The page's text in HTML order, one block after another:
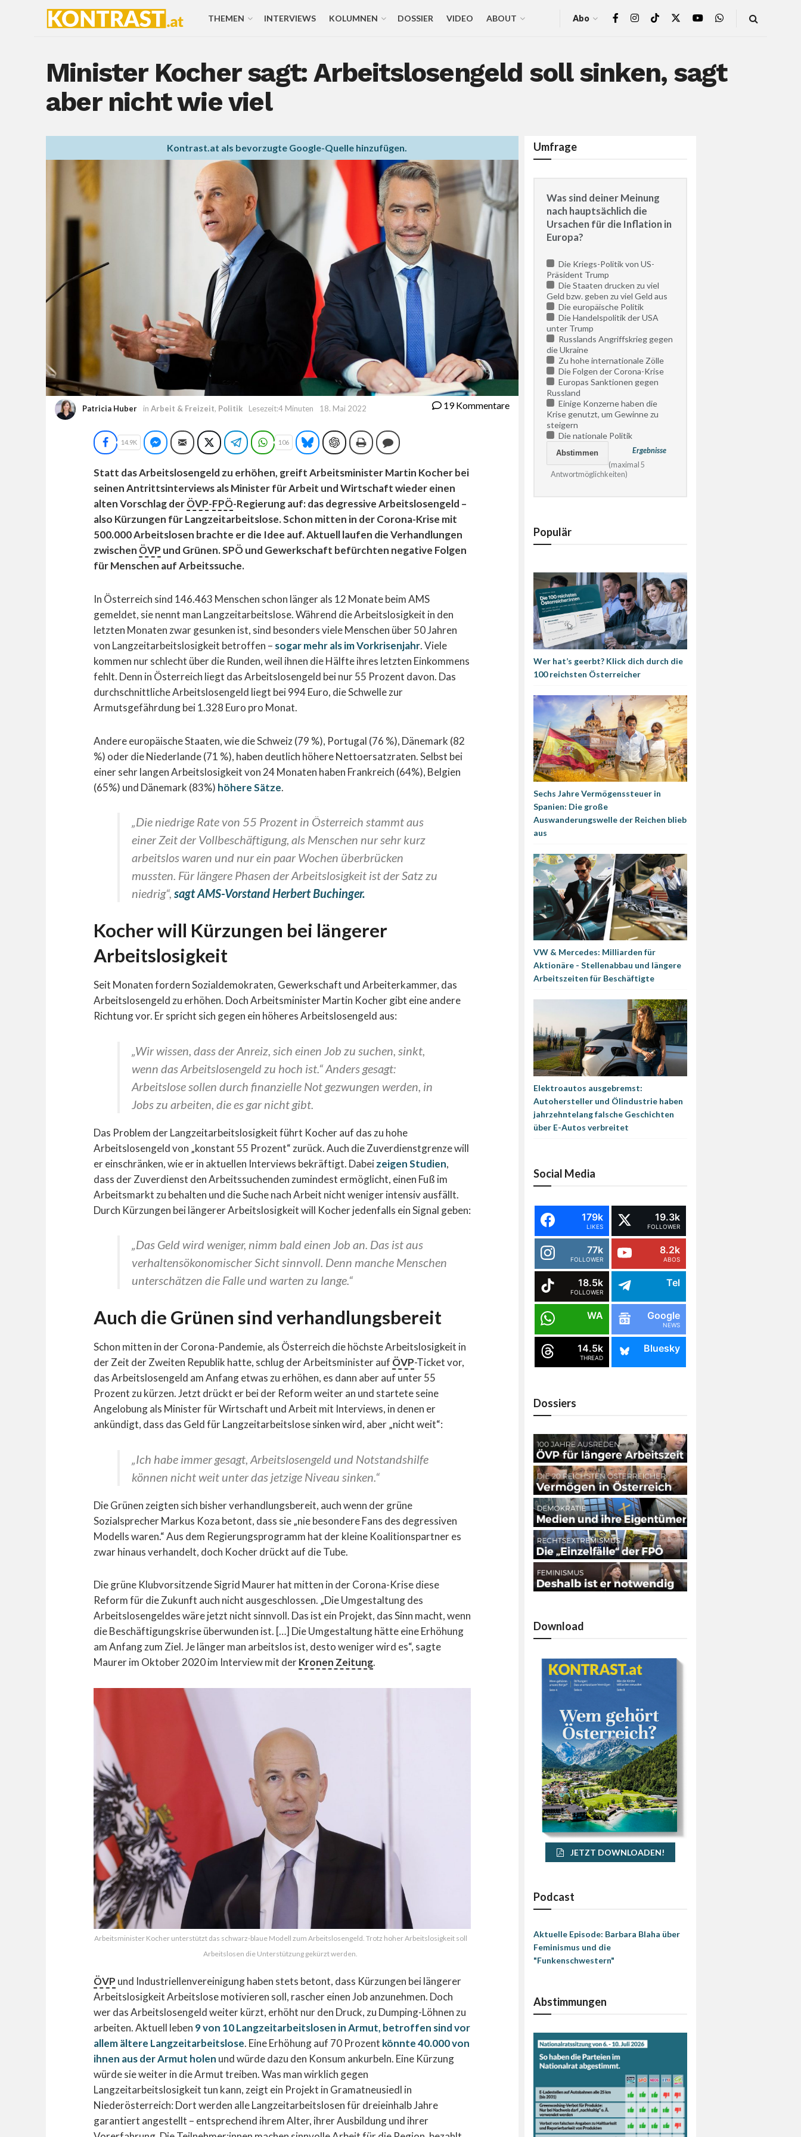
THEMEN INTERVIEWS KOLUMNEN DOSSIER VIDEO ABOUT Abo
Minister Kocher sagt: Arbeitslosengeld soll sinken, sagt
aber nicht wie viel
Kontrast.at als bevorzugte Google-Quelle hinzufügen.
Patricia Huber in Arbeit & Freizeit, Politik Lesezeit:4 Minuten 18. Mai 2022 19 Kommentare
Facebook
14.9K Facebook Messenger
E-Mail TwitterTelegramWhatsApp
106 BlueskyChatGPTDruckenKommentieren
Statt das Arbeitslosengeld zu erhöhen, greift Arbeitsminister Martin Kocher bei
seinen Antrittsinterviews als Minister für Arbeit und Wirtschaft wieder einen
alten Vorschlag derÖVP-FPÖ-Regierung auf: das degressive Arbeitslosengeld –
also Kürzungen für Langzeitarbeitslose. Schon mitten in der Corona-Krise mit
500.000 Arbeitslosen brachte er die Idee auf. Aktuell laufen die Verhandlungen
zwischen ÖVP und Grünen. SPÖ und Gewerkschaft befürchten negative Folgen
für Menschen auf Arbeitssuche.
In Österreich sind 146.463 Menschen schon länger als 12 Monate beim AMS
gemeldet, sie nennt man Langzeitarbeitslose. Während die Arbeitslosigkeit in den
letzten Monaten zwar gesunken ist, sind besonders viele Menschen über 50 Jahren
von Langzeitarbeitslosigkeit betroffen – sogar mehr als im Vorkrisenjahr. Viele
kommen nur schlecht über die Runden, weil ihnen die Hälfte ihres letzten Einkommens
fehlt. Denn in Österreich liegt das Arbeitslosengeld bei nur 55 Prozent davon. Das
durchschnittliche Arbeitslosengeld liegt bei 994 Euro, die Schwelle zur
Armutsgefährdung bei 1.328 Euro pro Monat.
Andere europäische Staaten, wie die Schweiz (79 %), Portugal (76 %), Dänemark (82
%) oder die Niederlande (71 %), haben deutlich höhere Nettoersatzraten. Selbst bei
einer sehr langen Arbeitslosigkeit von 24 Monaten haben Frankreich (64%), Belgien
(65%) und Dänemark (83%) höhere Sätze.
„Die niedrige Rate von 55 Prozent in Österreich stammt aus
einer Zeit der Vollbeschäftigung, als Menschen nur sehr kurz
arbeitslos waren und nur ein paar Wochen überbrücken
mussten. Für längere Phasen der Arbeitslosigkeit ist der Satz zu
niedrig“, sagt AMS-Vorstand Herbert Buchinger.
Kocher will Kürzungen bei längerer
Arbeitslosigkeit
Seit Monaten fordern Sozialdemokraten, Gewerkschaft und Arbeiterkammer, das
Arbeitslosengeld zu erhöhen. Doch Arbeitsminister Martin Kocher gibt eine andere
Richtung vor. Er spricht sich gegen ein höheres Arbeitslosengeld aus:
„Wir wissen, dass der Anreiz, sich einen Job zu suchen, sinkt,
wenn das Arbeitslosengeld zu hoch ist.“ Anders gesagt:
Arbeitslose sollen durch finanzielle Not gezwungen werden, in
Jobs zu arbeiten, die es gar nicht gibt.
Das Problem der Langzeitarbeitslosigkeit führt Kocher auf das zu hohe
Arbeitslosengeld von „konstant 55 Prozent“ zurück. Auch die Zuverdienstgrenze will
er einschränken, wie er in aktuellen Interviews bekräftigt. Dabeizeigen Studien,
dass der Zuverdienst den Arbeitssuchenden zumindest ermöglicht, einen Fuß im
Arbeitsmarkt zu behalten und die Suche nach Arbeit nicht weniger intensiv ausfällt.
Durch Kürzungen bei längerer Arbeitslosigkeit will Kocher jedenfalls ein Signal geben:
„Das Geld wird weniger, nimm bald einen Job an. Das ist aus
verhaltensökonomischer Sicht sinnvoll. Denn manche Menschen
unterschätzen die Falle und warten zu lange.“
Auch die Grünen sind verhandlungsbereit
Schon mitten in der Corona-Pandemie, als Österreich die höchste Arbeitslosigkeit in
der Zeit der Zweiten Republik hatte, schlug der Arbeitsminister auf ÖVP-Ticket vor,
das Arbeitslosengeld am Anfang etwas zu erhöhen, es dann aber auf unter 55
Prozent zu kürzen. Jetzt drückt er bei der Reform weiter an und startete seine
Angelobung als Minister für Wirtschaft und Arbeit mit Interviews, in denen er
ankündigt, dass das Geld für Langzeitarbeitslose sinken wird, aber „nicht weit“:
„Ich habe immer gesagt, Arbeitslosengeld und Notstandshilfe
können nicht weit unter das jetzige Niveau sinken.“
Die Grünen zeigten sich bisher verhandlungsbereit, auch wenn der grüne
Sozialsprecher Markus Koza betont, dass sie „nie besondere Fans des degressiven
Modells waren.“ Aus dem Regierungsprogramm hat der kleine Koalitionspartner es
zwar hinaus verhandelt, doch Kocher drückt auf die Tube.
Die grüne Klubvorsitzende Sigrid Maurer hat mitten in der Corona-Krise diese
Reform für die Zukunft auch nicht ausgeschlossen. „Die Umgestaltung des
Arbeitslosengeldes wäre jetzt nicht sinnvoll. Das ist ein Projekt, das Sinn macht, wenn
die Beschäftigungskrise überwunden ist. […] Die Umgestaltung hätte eine Erhöhung
am Anfang zum Ziel. Je länger man arbeitslos ist, desto weniger wird es“, sagte
Maurer im Oktober 2020 im Interview mit derKronen Zeitung.
Arbeitsminister Kocher unterstützt das schwarz-blaue Modell zum Arbeitslosengeld. Trotz hoher Arbeitslosigkeit soll
Arbeitslosen die Unterstützung gekürzt werden.
ÖVP und Industriellenvereinigung haben stets betont, dass Kürzungen bei längerer
Arbeitslosigkeit Arbeitslose motivieren soll, rascher einen Job anzunehmen. Doch
wer das Arbeitslosengeld weiter kürzt, erhöht nur den Druck, zu Dumping-Löhnen zu
arbeiten. Aktuell leben 9 von 10 Langzeitarbeitslosen in Armut, betroffen sind vor
allem ältere Langzeitarbeitslose. Eine Erhöhung auf 70 Prozent könnte 40.000 von
ihnen aus der Armut holen und würde dazu den Konsum ankurbeln. Eine Kürzung
würde sie weiter in die Armut treiben. Was man wirklich gegen
Langzeitarbeitslosigkeit tun kann, zeigt ein Projekt in Gramatneusiedl in
Niederösterreich: Dort werden alle Langzeitarbeitslosen für dreieinhalb Jahre
garantiert angestellt – entsprechend ihrem Alter, ihrer Ausbildung und ihrer
Umfrage
Was sind deiner Meinung
nach hauptsächlich die
Ursachen für die Inflation in
Europa?
Die Kriegs-Politik von US-
Präsident Trump
Die Staaten drucken zu viel
Geld bzw. geben zu viel Geld aus
Die europäische Politik
Die Handelspolitik der USA
unter Trump
Russlands Angriffskrieg gegen
die Ukraine
Zu hohe internationale Zölle
Die Folgen der Corona-Krise
Europas Sanktionen gegen
Russland
Einige Konzerne haben die
Krise genutzt, um Gewinne zu
steigern
Die nationale Politik
Ergebnisse
(maximal 5
Antwortmöglichkeiten)
Populär
Wer hat’s geerbt? Klick dich durch die
100 reichsten Österreicher
Sechs Jahre Vermögenssteuer in
Spanien: Die große
Auswanderungswelle der Reichen blieb
aus
VW & Mercedes: Milliarden für
Aktionäre - Stellenabbau und längere
Arbeitszeiten für Beschäftigte
Elektroautos ausgebremst:
Autohersteller und Ölindustrie haben
jahrzehntelang falsche Geschichten
über E-Autos verbreitet
Social Media
179k
LIKES
19.3k
FOLLOWER
77k
FOLLOWER
8.2k
ABOS
18.5k
FOLLOWER
Tel
WA Google
NEWS
14.5k
THREAD
Bluesky
Dossiers
Download
JETZT DOWNLOADEN!
Podcast
Aktuelle Episode: Barbara Blaha über
Feminismus und die
"Funkenschwestern"
Abstimmungen